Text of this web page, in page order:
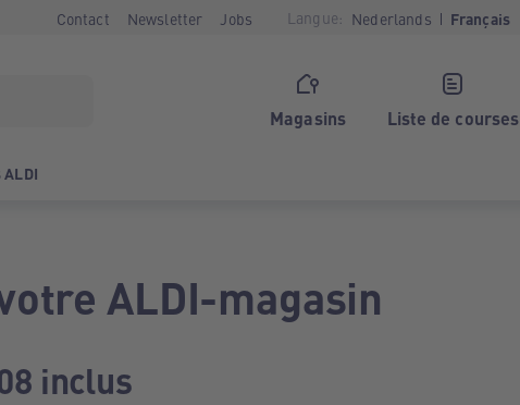
Contact Newsletter Jobs Langue: Nederlands Français
Magasins Liste de courses
ALDI-magasin
inclus